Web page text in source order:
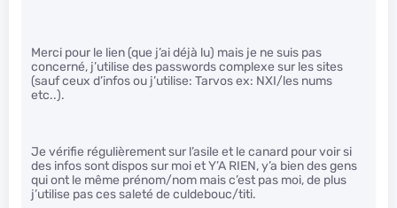
Merci pour le lien (que j’ai déjà lu) mais je ne suis pas
concerné, j’utilise des passwords complexe sur les sites
(sauf ceux d’infos ou j’utilise: Tarvos ex: NXI/les nums
etc..).
Je vérifie régulièrement sur l’asile et le canard pour voir si
des infos sont dispos sur moi et Y’A RIEN, y’a bien des gens
qui ont le même prénom/nom mais c’est pas moi, de plus
j’utilise pas ces saleté de culdebouc/titi.